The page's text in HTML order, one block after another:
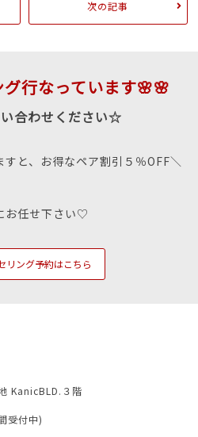
次の記事
行なっています🌸🌸
合わせください☆
と、お得なペア割引５％OFF＼
お任せ下さい♡
リング予約はこちら
KanicBLD.３階
受付中)